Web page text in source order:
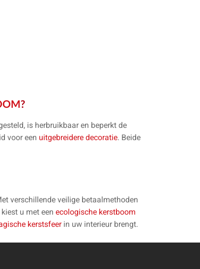
?
is herbruikbaar en beperkt de
voor een uitgebreidere decoratie. Beide
verschillende veilige betaalmethoden
u met een ecologische kerstboom
kerstsfeerin uw interieur brengt.